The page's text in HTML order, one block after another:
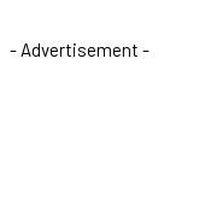
- Advertisement -